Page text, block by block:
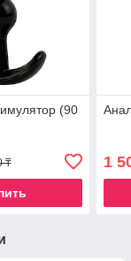
(90
₸ 1